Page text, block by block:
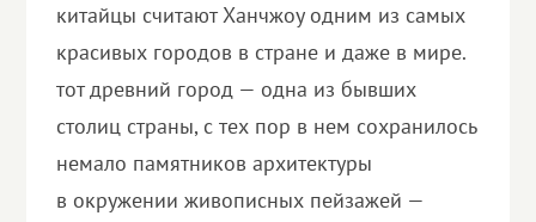
китайцы считают Ханчжоу одним из самых
красивых городов в стране и даже в мире.
тот древний город — одна из бывших
столиц страны, с тех пор в нем сохранилось
немало памятников архитектуры
в окружении живописных пейзажей —